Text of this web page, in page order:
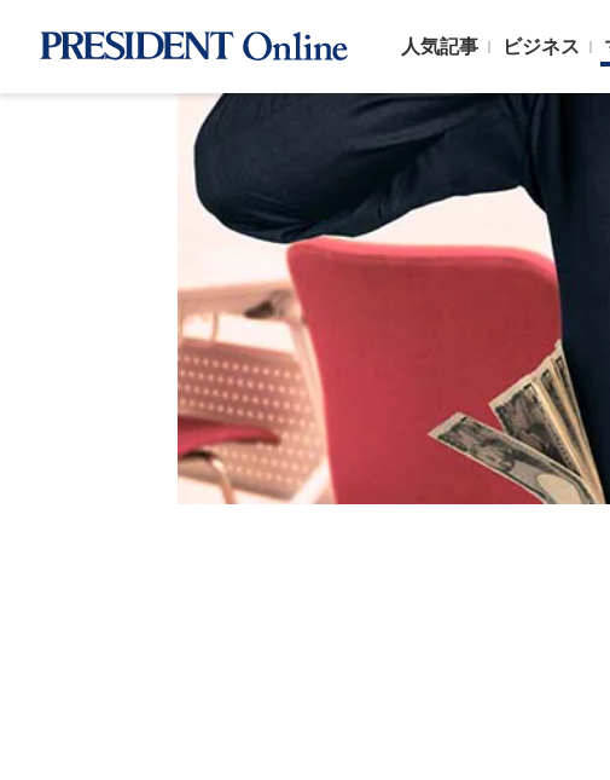
人気記事 ビジネス